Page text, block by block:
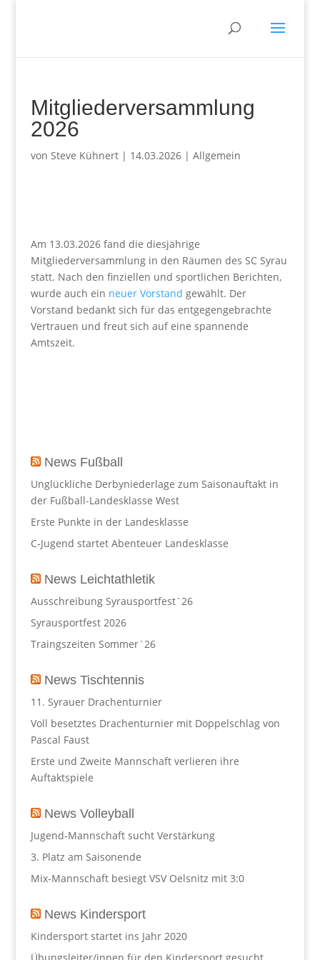
Mitgliederversammlung
2026
von Steve Kühnert| 14.03.2026| Allgemein
Am 13.03.2026 fand die diesjährige
Mitgliederversammlung in den Räumen des SC Syrau
statt. Nach den finziellen und sportlichen Berichten,
wurde auch ein neuer Vorstand gewählt. Der
Vorstand bedankt sich für das entgegengebrachte
Vertrauen und freut sich auf eine spannende
Amtszeit.
News Fußball
Unglückliche Derbyniederlage zum Saisonauftakt in
der Fußball-Landesklasse West
Erste Punkte in der Landesklasse
C-Jugend startet Abenteuer Landesklasse
News Leichtathletik
Ausschreibung Syrausportfest`26
Syrausportfest 2026
Traingszeiten Sommer`26
News Tischtennis
11. Syrauer Drachenturnier
Voll besetztes Drachenturnier mit Doppelschlag von
Pascal Faust
Erste und Zweite Mannschaft verlieren ihre
Auftaktspiele
News Volleyball
Jugend-Mannschaft sucht Verstärkung
3. Platz am Saisonende
Mix-Mannschaft besiegt VSV Oelsnitz mit 3:0
News Kindersport
Kindersport startet ins Jahr 2020